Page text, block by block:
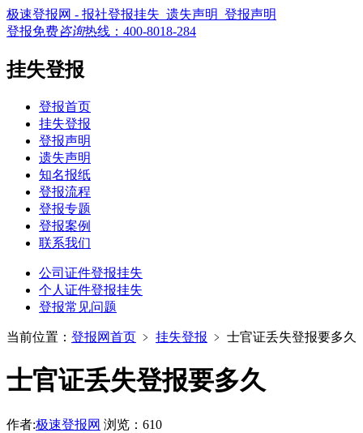
极速登报网 - 报社登报挂失_遗失声明_登报声明
登报免费咨询热线： 400-8018-284
挂失登报
登报首页
挂失登报
登报声明
遗失声明
知名报纸
登报流程
登报专题
登报案例
联系我们
公司证件登报挂失
个人证件登报挂失
登报常见问题
当前位置： 登报网首页 ﹥ 挂失登报 ﹥ 士官证丢失登报要多久
士官证丢失登报要多久
作者:极速登报网 浏览：610